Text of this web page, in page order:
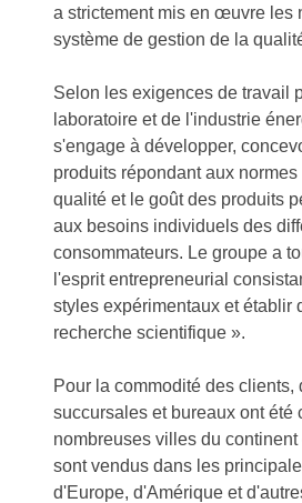
a strictement mis en œuvre les
système de gestion de la
Selon les exigences de travail
laboratoire et de l'industrie
s'engage à développer,
produits répondant aux
qualité et le goût des produits
aux besoins individuels des
consommateurs. Le groupe a
l'esprit entrepreneurial
styles expérimentaux et établir
recherche scientifique ».
Pour la commodité des clients,
succursales et bureaux ont été
nombreuses villes du
sont vendus dans les
d'Europe, d'Amérique et